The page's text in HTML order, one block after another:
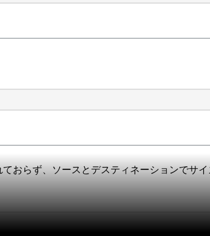
おらず、ソースとデスティネーションでサイ